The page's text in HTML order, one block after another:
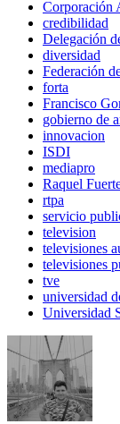
Corporación
credibilidad
Delegación
diversidad
Federación
forta
Francisco
gobierno de
innovacion
ISDI
mediapro
Raquel
rtpa
servicio
television
televisiones
televisiones
tve
universidad
Universidad